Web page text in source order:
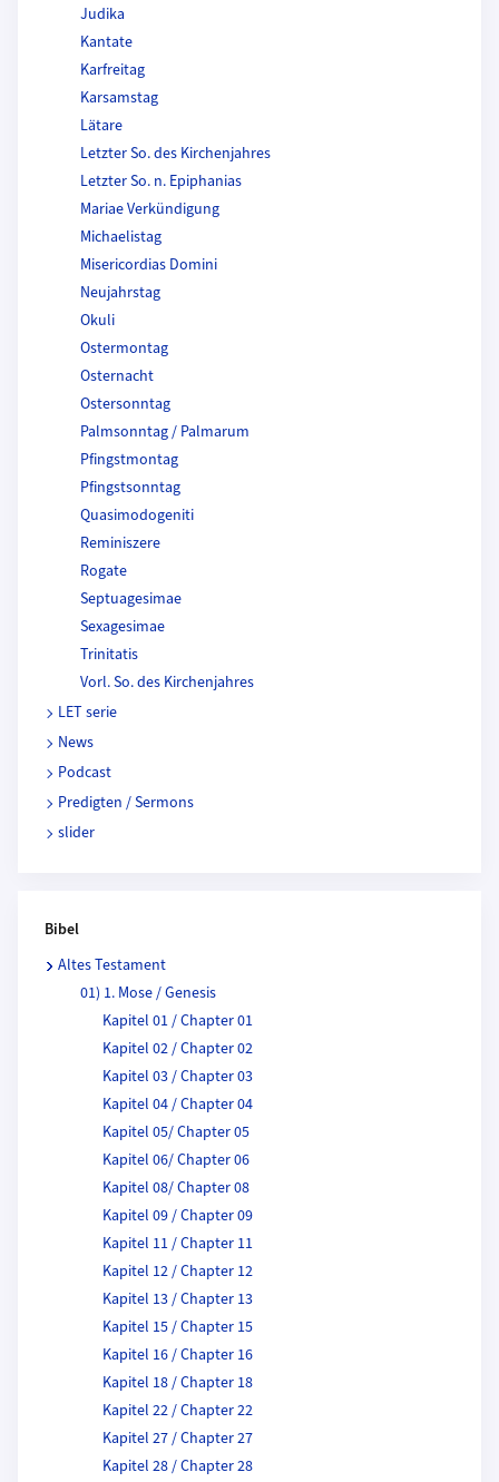
Judika
Kantate
Karfreitag
Karsamstag
Lätare
Letzter So. des Kirchenjahres
Letzter So. n. Epiphanias
Mariae Verkündigung
Michaelistag
Misericordias Domini
Neujahrstag
Okuli
Ostermontag
Osternacht
Ostersonntag
Palmsonntag / Palmarum
Pfingstmontag
Pfingstsonntag
Quasimodogeniti
Reminiszere
Rogate
Septuagesimae
Sexagesimae
Trinitatis
Vorl. So. des Kirchenjahres
LET serie
News
Podcast
Predigten / Sermons
slider
Bibel
Altes Testament
01) 1. Mose / Genesis
Kapitel 01 / Chapter 01
Kapitel 02 / Chapter 02
Kapitel 03 / Chapter 03
Kapitel 04 / Chapter 04
Kapitel 05/ Chapter 05
Kapitel 06/ Chapter 06
Kapitel 08/ Chapter 08
Kapitel 09 / Chapter 09
Kapitel 11 / Chapter 11
Kapitel 12 / Chapter 12
Kapitel 13 / Chapter 13
Kapitel 15 / Chapter 15
Kapitel 16 / Chapter 16
Kapitel 18 / Chapter 18
Kapitel 22 / Chapter 22
Kapitel 27 / Chapter 27
Kapitel 28 / Chapter 28